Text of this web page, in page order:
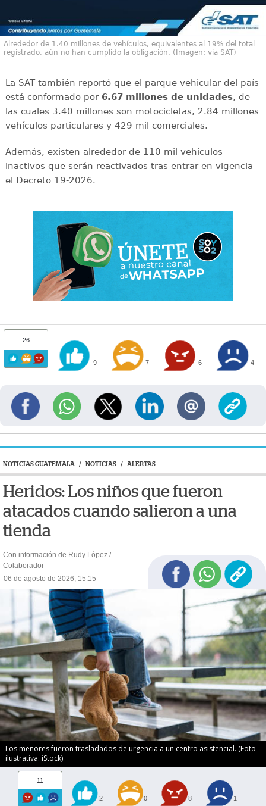
Alrededor de 1.40 millones de vehículos, equivalentes al 19% del total
registrado, aún no han cumplido la obligación. (Imagen: vía SAT)
La SAT también reportó que el parque vehicular del país
está conformado por 6.67 millones de unidades, de
las cuales 3.40 millones son motocicletas, 2.84 millones
vehículos particulares y 429 mil comerciales.
Además, existen alrededor de 110 mil vehículos
inactivos que serán reactivados tras entrar en vigencia
el Decreto 19-2026.
26
9 7 6 4
NOTICIAS GUATEMALA / NOTICIAS / ALERTAS
Heridos: Los niños que fueron
atacados cuando salieron a una
tienda
Con información de Rudy López /
Colaborador
06 de agosto de 2026, 15:15
Los menores fueron trasladados de urgencia a un centro asistencial. (Foto
ilustrativa: iStock)
11
2 0 8 1